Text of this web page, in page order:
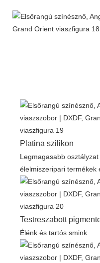
Platina szilikon
Legmagasabb osztályzat
élelmiszeripari termékek
Testreszabott
Élénk és tartós smink